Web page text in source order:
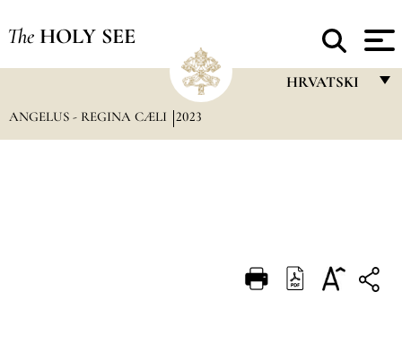
The HOLY SEE
HRVATSKI
DEUTSCH
ANGELUS - REGINA CÆLI 2023